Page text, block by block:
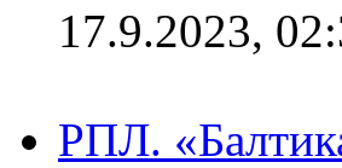
17.9.2023,
РПЛ.